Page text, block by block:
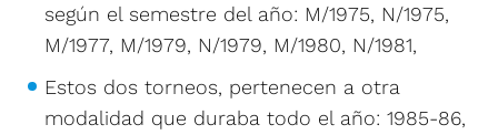
según el semestre del año: M/1975, N/1975,
M/1977, M/1979, N/1979, M/1980, N/1981,
Estos dos torneos, pertenecen a otra
modalidad que duraba todo el año: 1985-86,